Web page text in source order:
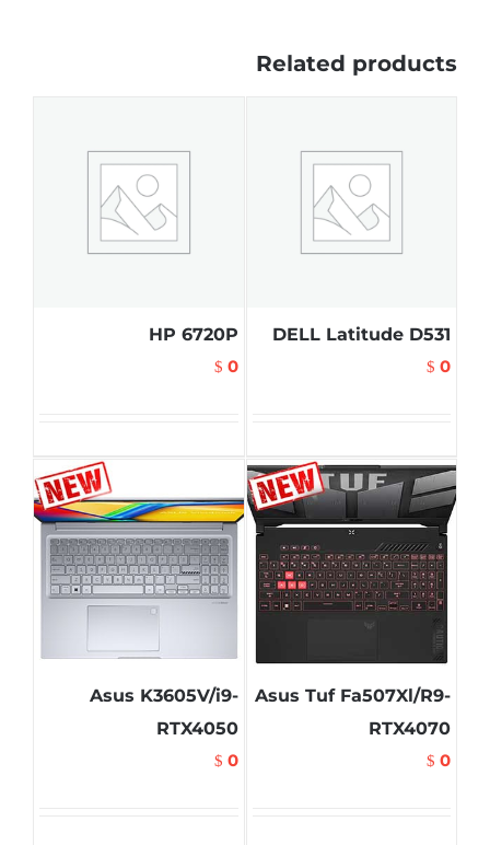
Related products
DELL Latitude D531
$ 0
HP 6720P
$ 0
Asus Tuf Fa507Xl/R9-
RTX4070
$ 0
Asus K3605V/i9-
RTX4050
$ 0